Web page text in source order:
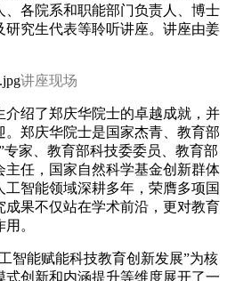
各院系和职能部门负责人、博士
究生代表等聆听讲座。讲座由姜
讲座现场
绍了郑庆华院士的卓越成就，并
郑庆华院士是国家杰青、教育部
家、教育部科技委委员、教育部
主任，国家自然科学基金创新群体
智能领域深耕多年，荣膺多项国
果不仅站在学术前沿，更对教育
。
智能赋能科技教育创新发展”为核
创新和内涵提升等维度展开了一